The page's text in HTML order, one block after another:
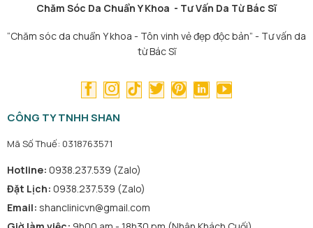
Chăm Sóc Da Chuẩn Y Khoa - Tư Vấn Da Từ Bác Sĩ
“Chăm sóc da chuẩn Y khoa - Tôn vinh vẻ đẹp độc bản” - Tư vấn da
từ Bác Sĩ
CÔNG TY TNHH SHAN
Mã Số Thuế: 0318763571
Hotline: 0938.237.539 (Zalo)
Đặt Lịch: 0938.237.539 (Zalo)
Email: shanclinicvn@gmail.com